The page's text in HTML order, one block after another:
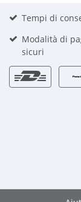
Tempi di
Modalità di
sicuri